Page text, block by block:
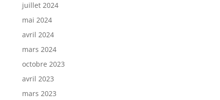
juillet 2024
mai 2024
avril 2024
mars 2024
octobre 2023
avril 2023
mars 2023